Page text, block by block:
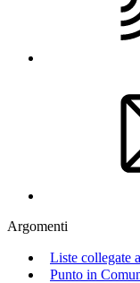
Argomenti
Liste collegate
Punto in